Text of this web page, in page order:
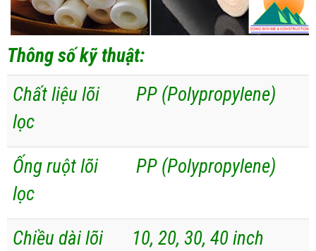
Thông số kỹ thuật:
Chất liệu lõi
lọc
PP (Polypropylene)
Ống ruột lõi
lọc
PP (Polypropylene)
Chiều dài lõi
10, 20, 30, 40 inch